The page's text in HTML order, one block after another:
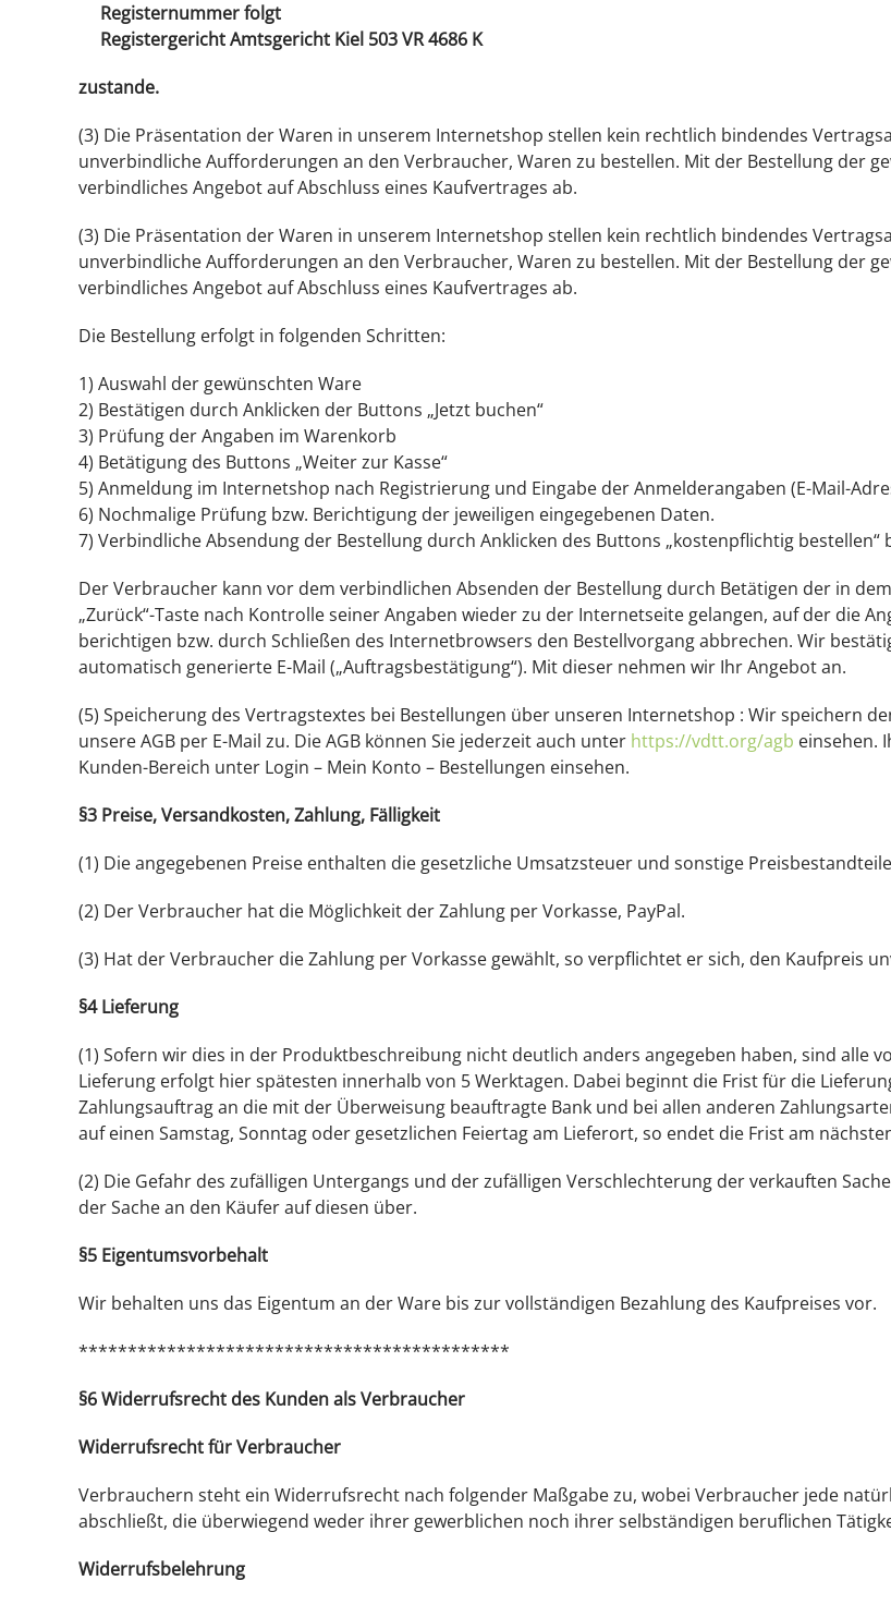
Registernummer folgt
Registergericht Amtsgericht Kiel 503 VR 4686 K
zustande.
(3) Die Präsentation der Waren in unserem Internetshop stellen kein rechtlich bindendes
unverbindliche Aufforderungen an den Verbraucher, Waren zu bestellen. Mit der Bestellung der
verbindliches Angebot auf Abschluss eines Kaufvertrages ab.
(3) Die Präsentation der Waren in unserem Internetshop stellen kein rechtlich bindendes
unverbindliche Aufforderungen an den Verbraucher, Waren zu bestellen. Mit der Bestellung der
verbindliches Angebot auf Abschluss eines Kaufvertrages ab.
Die Bestellung erfolgt in folgenden Schritten:
1) Auswahl der gewünschten Ware
2) Bestätigen durch Anklicken der Buttons „Jetzt buchen“
3) Prüfung der Angaben im Warenkorb
4) Betätigung des Buttons „Weiter zur Kasse“
5) Anmeldung im Internetshop nach Registrierung und Eingabe der Anmelderangaben (E-Mail-
6) Nochmalige Prüfung bzw. Berichtigung der jeweiligen eingegebenen Daten.
7) Verbindliche Absendung der Bestellung durch Anklicken des Buttons „kostenpflichtig bestellen“
Der Verbraucher kann vor dem verbindlichen Absenden der Bestellung durch Betätigen der in
„Zurück“-Taste nach Kontrolle seiner Angaben wieder zu der Internetseite gelangen, auf der die
berichtigen bzw. durch Schließen des Internetbrowsers den Bestellvorgang abbrechen. Wir
automatisch generierte E-Mail („Auftragsbestätigung“). Mit dieser nehmen wir Ihr Angebot an.
(5) Speicherung des Vertragstextes bei Bestellungen über unseren Internetshop : Wir speichern
unsere AGB per E-Mail zu. Die AGB können Sie jederzeit auch unter https://vdtt.org/agb einsehen.
Kunden-Bereich unter Login – Mein Konto – Bestellungen einsehen.
§3 Preise, Versandkosten, Zahlung, Fälligkeit
(1) Die angegebenen Preise enthalten die gesetzliche Umsatzsteuer und sonstige
(2) Der Verbraucher hat die Möglichkeit der Zahlung per Vorkasse, PayPal.
(3) Hat der Verbraucher die Zahlung per Vorkasse gewählt, so verpflichtet er sich, den Kaufpreis
§4 Lieferung
(1) Sofern wir dies in der Produktbeschreibung nicht deutlich anders angegeben haben, sind alle
Lieferung erfolgt hier spätesten innerhalb von 5 Werktagen. Dabei beginnt die Frist für die
Zahlungsauftrag an die mit der Überweisung beauftragte Bank und bei allen anderen
auf einen Samstag, Sonntag oder gesetzlichen Feiertag am Lieferort, so endet die Frist am
(2) Die Gefahr des zufälligen Untergangs und der zufälligen Verschlechterung der verkauften
der Sache an den Käufer auf diesen über.
§5 Eigentumsvorbehalt
Wir behalten uns das Eigentum an der Ware bis zur vollständigen Bezahlung des Kaufpreises vor.
********************************************
§6 Widerrufsrecht des Kunden als Verbraucher
Widerrufsrecht für Verbraucher
Verbrauchern steht ein Widerrufsrecht nach folgender Maßgabe zu, wobei Verbraucher jede
abschließt, die überwiegend weder ihrer gewerblichen noch ihrer selbständigen beruflichen
Widerrufsbelehrung